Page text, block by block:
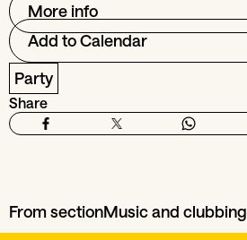
More info
Add to Calendar
Party
Share
From sectionMusic and clubbing